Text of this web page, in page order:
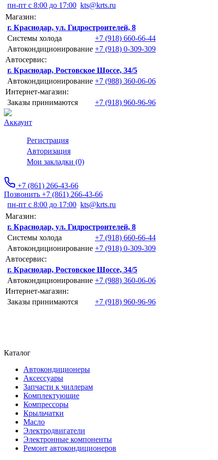
пн-пт с 8:00 до 17:00 kts@krts.ru
Магазин:
г. Краснодар, ул. Гидростроителей, 8
Системы холода
+7 (918) 660-66-44
Автокондиционирование +7 (918) 0-309-309
Автосервис:
г. Краснодар, Ростовское Шоссе, 34/5
Автокондиционирование +7 (988) 360-06-06
Интернет-магазин:
Заказы принимаются
+7 (918) 960-96-96
Аккаунт
Регистрация
Авторизация
Мои закладки (0)
+7 (861) 266-43-66
Позвонить +7 (861) 266-43-66
пн-пт с 8:00 до 17:00 kts@krts.ru
Магазин:
г. Краснодар, ул. Гидростроителей, 8
Системы холода
+7 (918) 660-66-44
Автокондиционирование +7 (918) 0-309-309
Автосервис:
г. Краснодар, Ростовское Шоссе, 34/5
Автокондиционирование +7 (988) 360-06-06
Интернет-магазин:
Заказы принимаются
+7 (918) 960-96-96
Каталог
Автокондиционеры
Аксессуары
Запчасти к чиллерам
Комплектующие
Компрессоры
Крыльчатки
Масло
Электродвигатели
Электронные компоненты
Ремонт автокондиционеров